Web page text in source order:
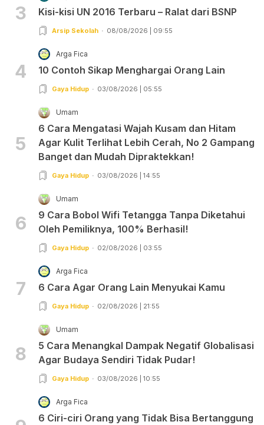
3 Kisi-kisi UN 2016 Terbaru – Ralat dari BSNP
Arsip Sekolah 08/08/2026 | 09:55
4
Arga Fica
10 Contoh Sikap Menghargai Orang Lain
Gaya Hidup 03/08/2026 | 05:55
5
Umam
6 Cara Mengatasi Wajah Kusam dan Hitam
Agar Kulit Terlihat Lebih Cerah, No 2 Gampang
Banget dan Mudah Dipraktekkan!
Gaya Hidup 03/08/2026 | 14:55
6
Umam
9 Cara Bobol Wifi Tetangga Tanpa Diketahui
Oleh Pemiliknya, 100% Berhasil!
Gaya Hidup 02/08/2026 | 03:55
7
Arga Fica
6 Cara Agar Orang Lain Menyukai Kamu
Gaya Hidup 02/08/2026 | 21:55
8
Umam
5 Cara Menangkal Dampak Negatif Globalisasi
Agar Budaya Sendiri Tidak Pudar!
Gaya Hidup 03/08/2026 | 10:55
Arga Fica
6 Ciri-ciri Orang yang Tidak Bisa Bertanggung